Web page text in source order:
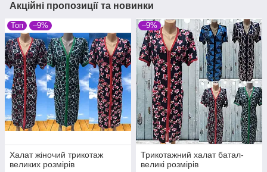
Акційні пропозиції та новинки
Топ –9%
Халат жіночий трикотаж
великих розмірів
–9%
Трикотажний халат батал-
великі розмірів